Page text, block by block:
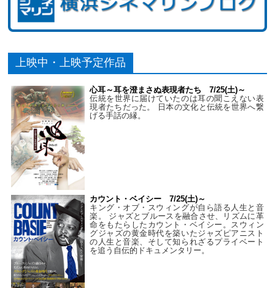
上映中・上映予定作品
心耳～耳を澄まさぬ表現者たち 7/25(土)～
伝統を世界に届けていたのは耳の聞こえない表
現者たちだった。 日本の文化と伝統を世界へ繋
げる手話の縁。
カウント・ベイシー 7/25(土)～
キング・オブ・スウィングが自ら語る人生と音
楽。 ジャズとブルースを融合させ、リズムに革
命をもたらしたカウント・ベイシー。スウィン
グジャズの黄金時代を築いたジャズピアニスト
の人生と音楽、そして知られざるプライベート
を追う自伝的ドキュメンタリー。